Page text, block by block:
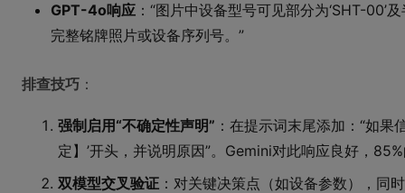
GPT-4o响应 ：“图片中设备型号可见部分为‘SHT-00’
完整铭牌照片或设备序列号。”
排查技巧 ：
强制启用“不确定性声明” ：在提示词末尾添加：“如果
定】’开头，并说明原因”。Gemini对此响应良好，
双模型交叉验证 ：对关键决策点（如设备参数），同